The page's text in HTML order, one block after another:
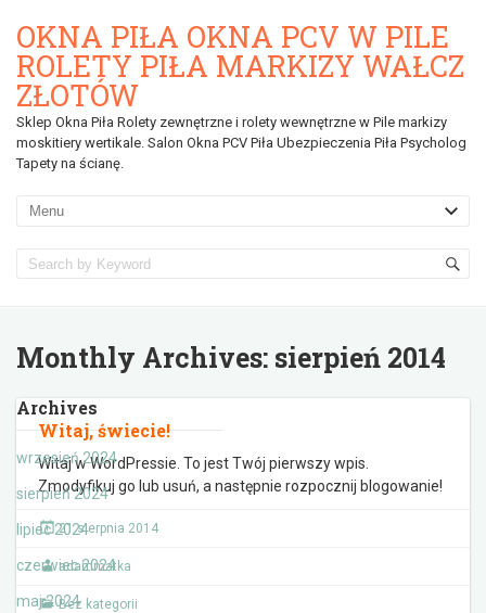
OKNA PIŁA OKNA PCV W PILE
ROLETY PIŁA MARKIZY WAŁCZ
ZŁOTÓW
Sklep Okna Piła Rolety zewnętrzne i rolety wewnętrzne w Pile markizy
moskitiery wertikale. Salon Okna PCV Piła Ubezpieczenia Piła Psycholog
Tapety na ścianę.
Monthly Archives: sierpień 2014
Archives
wrzesień 2024
sierpień 2024
lipiec 2024
czerwiec 2024
maj 2024
Witaj, świecie!
Witaj w WordPressie. To jest Twój pierwszy wpis.
Zmodyfikuj go lub usuń, a następnie rozpocznij blogowanie!
21 sierpnia 2014
adammatka
Bez kategorii